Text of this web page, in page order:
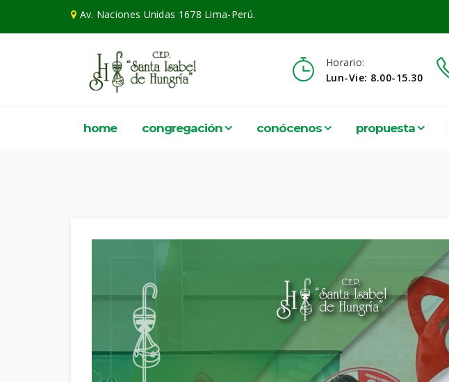
Av. Naciones Unidas 1678 Lima-Perú.
Horario:
Lun-Vie: 8.00-15.30
home congregación conócenos propuesta